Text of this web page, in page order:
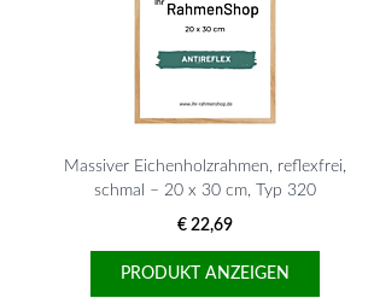
Massiver Eichenholzrahmen, reflexfrei,
schmal – 20 x 30 cm, Typ 320
€ 22,69
PRODUKT ANZEIGEN